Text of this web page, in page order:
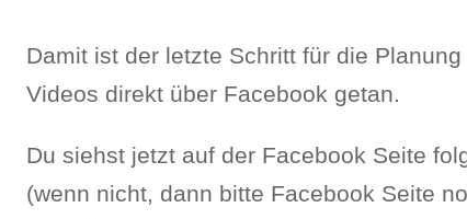
Damit ist der letzte Schritt für die
Videos direkt über Facebook getan.
Du siehst jetzt auf der Facebook Seite
(wenn nicht, dann bitte Facebook Seite